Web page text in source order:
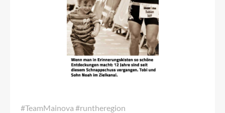
#TeamMainova #runtheregion